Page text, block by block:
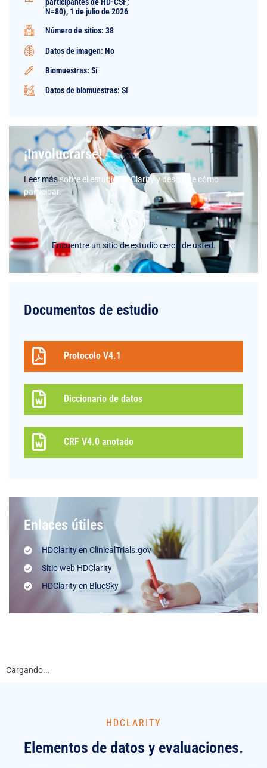
N=80), 1 de julio de 2026
Número de sitios: 38
Datos de imagen: No
Biomuestras: Sí
Datos de biomuestras: Sí
¡Involucrarse!
Leer mássobre el estudio HDClarity y descubre cómo
participar.
Encuentre un sitio de estudio cerca de usted.
Documentos de estudio
Protocolo V4.1
Diccionario de datos
CRF V4.0 anotado
Enlaces útiles
HDClarity en ClinicalTrials.gov
Sitio web HDClarity
HDClarity en BlueSky
Cargando...
HDCLARITY
Elementos de datos y evaluaciones.